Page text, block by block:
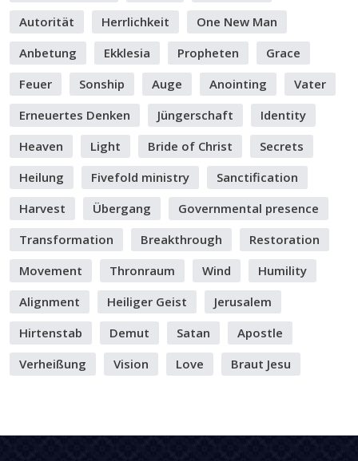
Autorität
Herrlichkeit
One New Man
Anbetung
Ekklesia Propheten
Grace
Feuer
Sonship Auge Anointing
Vater
Erneuertes Denken
Jüngerschaft
Identity
Heaven
Light Bride of Christ
Secrets
Heilung
Fivefold ministry
Sanctification
Harvest
Übergang
Governmental presence
Transformation
Breakthrough
Restoration
Movement
Thronraum Wind
Humility
Alignment
Heiliger Geist
Jerusalem
Hirtenstab
Demut Satan
Apostle
Verheißung
Vision Love Braut Jesu